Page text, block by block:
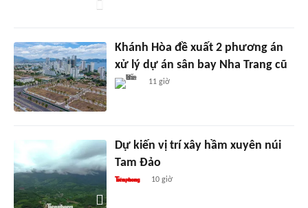
Khánh Hòa đề xuất 2 phương án
xử lý dự án sân bay Nha Trang cũ
11 giờ
Dự kiến vị trí xây hầm xuyên núi
Tam Đảo
10 giờ